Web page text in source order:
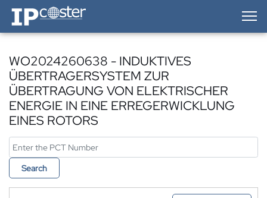
IP-Coster — Home
WO2024260638 - INDUKTIVES
ÜBERTRAGERSYSTEM ZUR
ÜBERTRAGUNG VON ELEKTRISCHER
ENERGIE IN EINE ERREGERWICKLUNG
EINES ROTORS
Search